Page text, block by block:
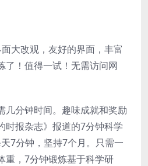
大改观，友好的界面，丰富
了！值得一试！无需访问网
几分钟时间。趣味成就和奖励
时报杂志》报道的7分钟科学
7分钟，坚持7个月。只需一
重，7分钟锻炼基于科学研